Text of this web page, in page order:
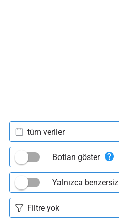
tüm veriler
Botları göster
Yalnızca benzersiz